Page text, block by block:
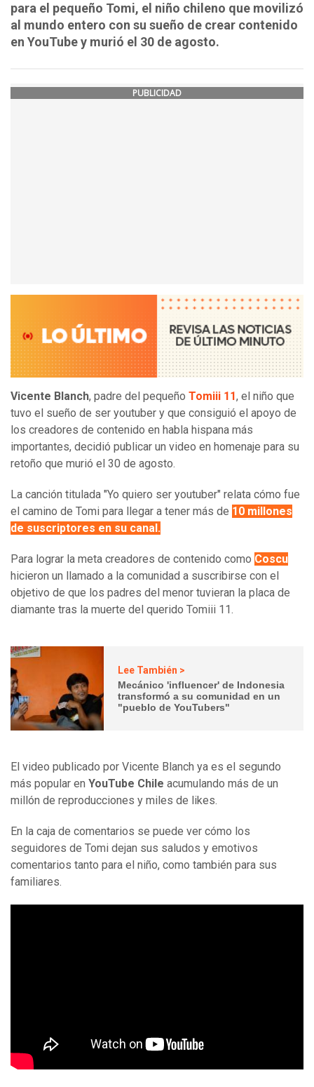
para el pequeño Tomi, el niño chileno que movilizó
al mundo entero con su sueño de crear contenido
en YouTube y murió el 30 de agosto.
PUBLICIDAD
Vicente Blanch, padre del pequeño Tomiii 11, el niño que
tuvo el sueño de ser youtuber y que consiguió el apoyo de
los creadores de contenido en habla hispana más
importantes, decidió publicar un video en homenaje para su
retoño que murió el 30 de agosto.
La canción titulada "Yo quiero ser youtuber" relata cómo fue
el camino de Tomi para llegar a tener más de 10 millones
de suscriptores en su canal.
Para lograr la meta creadores de contenido como Coscu
hicieron un llamado a la comunidad a suscribirse con el
objetivo de que los padres del menor tuvieran la placa de
diamante tras la muerte del querido Tomiii 11.
Lee También >
Mecánico 'influencer' de Indonesia
transformó a su comunidad en un
"pueblo de YouTubers"
El video publicado por Vicente Blanch ya es el segundo
más popular en YouTube Chile acumulando más de un
millón de reproducciones y miles de likes.
En la caja de comentarios se puede ver cómo los
seguidores de Tomi dejan sus saludos y emotivos
comentarios tanto para el niño, como también para sus
familiares.